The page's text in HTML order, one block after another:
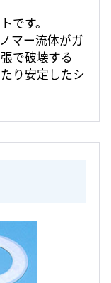
です。
マー流体がガ
で破壊する
り安定したシ